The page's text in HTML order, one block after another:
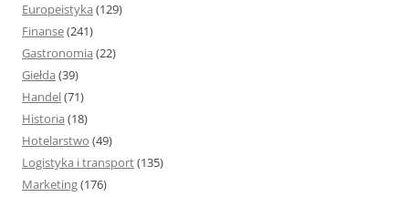
Europeistyka (129)
Finanse(241)
Gastronomia (22)
Giełda (39)
Handel(71)
Historia (18)
Hotelarstwo (49)
Logistyka i transport(135)
Marketing(176)